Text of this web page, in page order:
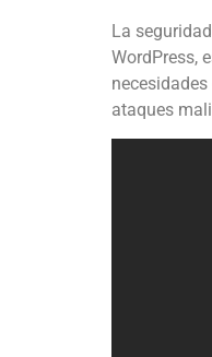
La
WordPress,
ataques